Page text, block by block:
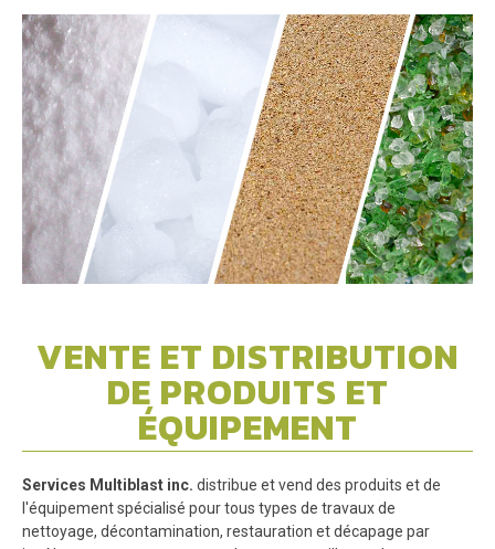
VENTE ET DISTRIBUTION
DE PRODUITS ET
ÉQUIPEMENT
Services Multiblast inc. distribue et vend des produits et de
l'équipement spécialisé pour tous types de travaux de
nettoyage, décontamination, restauration et décapage par